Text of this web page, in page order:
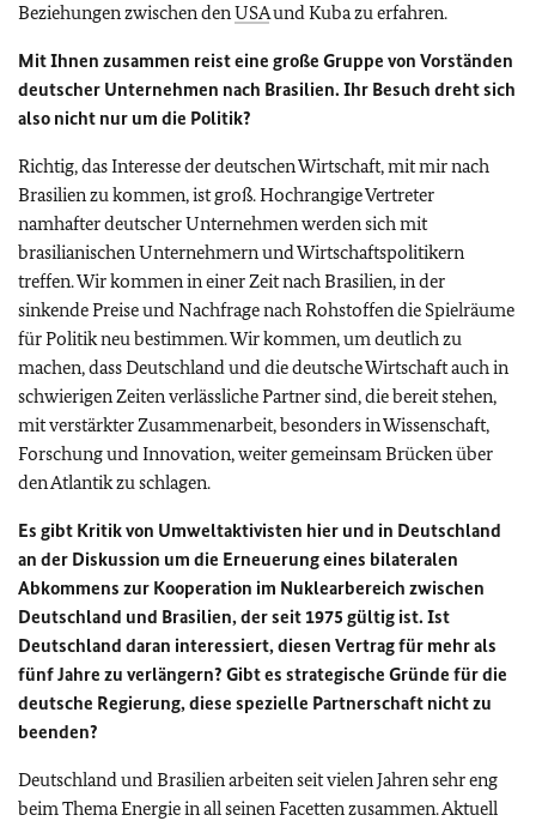
Beziehungen zwischen denUSAund Kuba zu erfahren.
Mit Ihnen zusammen reist eine große Gruppe von Vorständen
deutscher Unternehmen nach Brasilien. Ihr Besuch dreht sich
also nicht nur um die Politik?
Richtig, das Interesse der deutschen Wirtschaft, mit mir nach
Brasilien zu kommen, ist groß. Hochrangige Vertreter
namhafter deutscher Unternehmen werden sich mit
brasilianischen Unternehmern und Wirtschaftspolitikern
treffen. Wir kommen in einer Zeit nach Brasilien, in der
sinkende Preise und Nachfrage nach Rohstoffen die Spielräume
für Politik neu bestimmen. Wir kommen, um deutlich zu
machen, dass Deutschland und die deutsche Wirtschaft auch in
schwierigen Zeiten verlässliche Partner sind, die bereit stehen,
mit verstärkter Zusammenarbeit, besonders in Wissenschaft,
Forschung und Innovation, weiter gemeinsam Brücken über
den Atlantik zu schlagen.
Es gibt Kritik von Umweltaktivisten hier und in Deutschland
an der Diskussion um die Erneuerung eines bilateralen
Abkommens zur Kooperation im Nuklearbereich zwischen
Deutschland und Brasilien, der seit 1975 gültig ist. Ist
Deutschland daran interessiert, diesen Vertrag für mehr als
fünf Jahre zu verlängern? Gibt es strategische Gründe für die
deutsche Regierung, diese spezielle Partnerschaft nicht zu
beenden?
Deutschland und Brasilien arbeiten seit vielen Jahren sehr eng
beim Thema Energie in all seinen Facetten zusammen. Aktuell